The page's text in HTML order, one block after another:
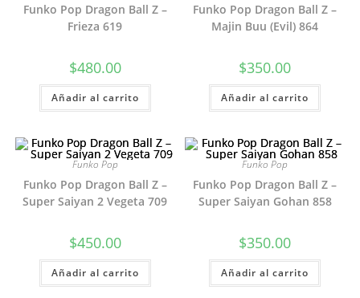
Funko Pop Dragon Ball Z –
Frieza 619
$480.00
Añadir al carrito
Funko Pop Dragon Ball Z –
Majin Buu (Evil) 864
$350.00
Añadir al carrito
Funko Pop
Funko Pop Dragon Ball Z –
Super Saiyan 2 Vegeta 709
$450.00
Añadir al carrito
Funko Pop
Funko Pop Dragon Ball Z –
Super Saiyan Gohan 858
$350.00
Añadir al carrito